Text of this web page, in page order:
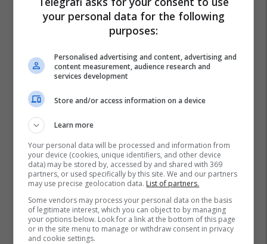
your personal data for the following
purposes:
Personalised advertising and content, advertising and
content measurement, audience research and
services development
Store and/or access information on a device
Learn more
Your personal data will be processed and information from
your device (cookies, unique identifiers, and other device
data) may be stored by, accessed by and shared with 369
partners, or used specifically by this site. We and our partners
may use precise geolocation data. List of partners.
Some vendors may process your personal data on the basis
of legitimate interest, which you can object to by managing
your options below. Look for a link at the bottom of this page
or in the site menu to manage or withdraw consent in privacy
and cookie settings.